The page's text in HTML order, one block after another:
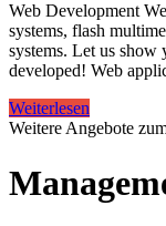
Web Development
systems, flash
systems. Let us show
developed! Web
Weiterlesen
Weitere Angebote